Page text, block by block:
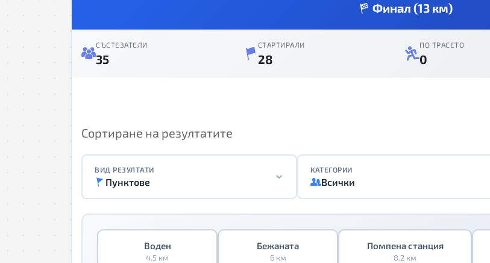
Финал (13 км)
СЪСТЕЗАТЕЛИ
35
СТАРТИРАЛИ
28
ПО ТРАСЕТО
0
Сортиране на резултатите
ВИД РЕЗУЛТАТИ
Пунктове
КАТЕГОРИИ
Всички
Воден
4.5 км
Бежаната
6 км
Помпена станция
8.2 км